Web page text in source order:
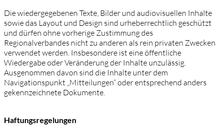
Die wiedergegebenen Texte, Bilder und audiovisuellen Inhalte
sowie das Layout und Design sind urheberrechtlich geschützt
und dürfen ohne vorherige Zustimmung des
Regionalverbandes nicht zu anderen als rein privaten Zwecken
verwendet werden. Insbesondere ist eine öffentliche
Wiedergabe oder Veränderung der Inhalte unzulässig.
Ausgenommen davon sind die Inhalte unter dem
Navigationspunkt „Mitteilungen“ oder entsprechend anders
gekennzeichnete Dokumente.
Haftungsregelungen